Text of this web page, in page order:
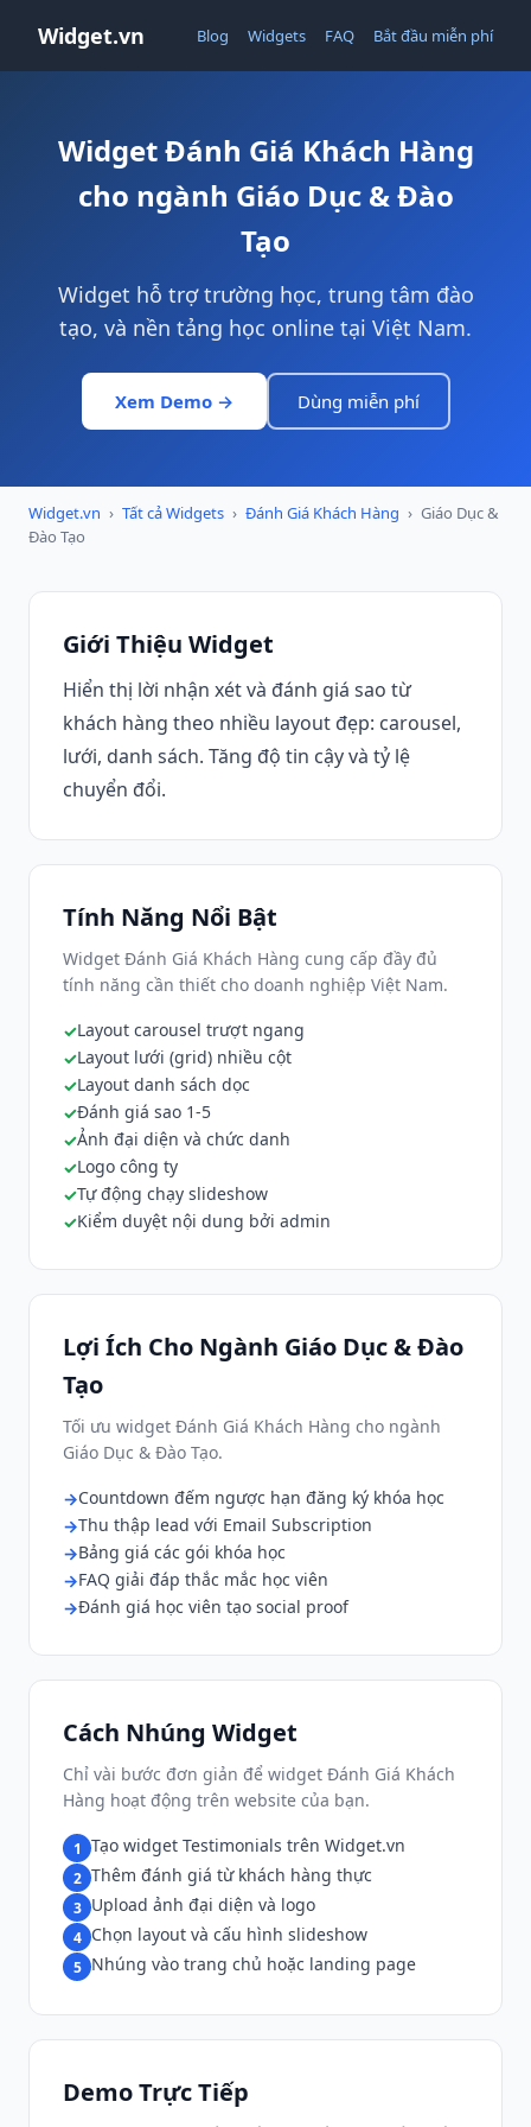
Widget.vn Blog Widgets FAQ Bắt đầu miễn phí
Widget Đánh Giá Khách Hàng
cho ngành Giáo Dục & Đào
Tạo
Widget hỗ trợ trường học, trung tâm đào
tạo, và nền tảng học online tại Việt Nam.
Xem Demo → Dùng miễn phí
Widget.vn › Tất cả Widgets › Đánh Giá Khách Hàng › Giáo Dục &
Đào Tạo
Giới Thiệu Widget
Hiển thị lời nhận xét và đánh giá sao từ
khách hàng theo nhiều layout đẹp: carousel,
lưới, danh sách. Tăng độ tin cậy và tỷ lệ
chuyển đổi.
Tính Năng Nổi Bật
Widget Đánh Giá Khách Hàng cung cấp đầy đủ
tính năng cần thiết cho doanh nghiệp Việt Nam.
Layout carousel trượt ngang
Layout lưới (grid) nhiều cột
Layout danh sách dọc
Đánh giá sao 1-5
Ảnh đại diện và chức danh
Logo công ty
Tự động chạy slideshow
Kiểm duyệt nội dung bởi admin
Lợi Ích Cho Ngành Giáo Dục & Đào
Tạo
Tối ưu widget Đánh Giá Khách Hàng cho ngành
Giáo Dục & Đào Tạo.
Countdown đếm ngược hạn đăng ký khóa học
Thu thập lead với Email Subscription
Bảng giá các gói khóa học
FAQ giải đáp thắc mắc học viên
Đánh giá học viên tạo social proof
Cách Nhúng Widget
Chỉ vài bước đơn giản để widget Đánh Giá Khách
Hàng hoạt động trên website của bạn.
1 Tạo widget Testimonials trên Widget.vn
2 Thêm đánh giá từ khách hàng thực
3 Upload ảnh đại diện và logo
4 Chọn layout và cấu hình slideshow
5 Nhúng vào trang chủ hoặc landing page
Demo Trực Tiếp